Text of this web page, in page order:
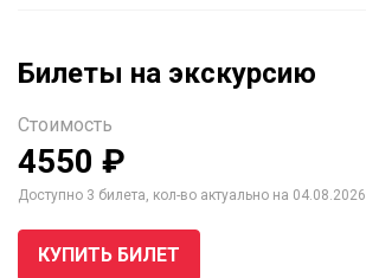
Билеты на экскурсию
Стоимость
4550 ₽
Доступно 3 билета, кол-во актуально на 04.08.2026
КУПИТЬ БИЛЕТ